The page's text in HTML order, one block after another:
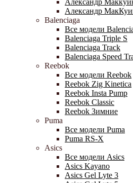
Александр
Александр
Balenciaga
Все модели
Balenciaga Triple S
Balenciaga Track
Balenciaga Speed
Reebok
Все модели Reebok
Reebok Zig Kinetica
Reebok Insta Pump
Reebok Classic
Reebok Зимние
Puma
Все модели Puma
Puma RS-X
Asics
Все модели Asics
Asics Kayano
Asics Gel Lyte 3